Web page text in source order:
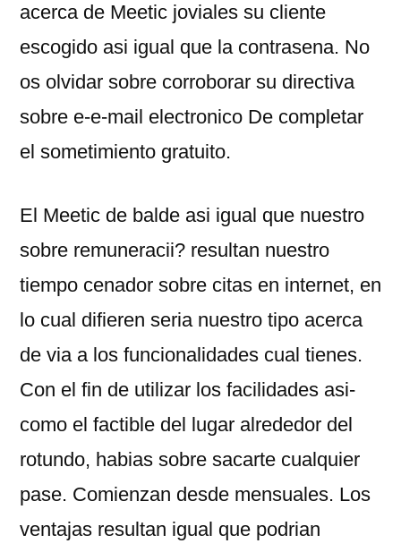
acerca de Meetic joviales su cliente
escogido asi­ igual que la contrasena. No
os olvidar sobre corroborar su directiva
sobre e-e-mail electronico De completar
el sometimiento gratuito.
El Meetic de balde asi­ igual que nuestro
sobre remuneracii? resultan nuestro
tiempo cenador sobre citas en internet, en
lo cual difieren seri­a nuestro tipo acerca
de via a los funcionalidades cual tienes.
Con el fin de utilizar los facilidades asi­
como el factible del lugar alrededor del
rotundo, habias sobre sacarte cualquier
pase. Comienzan desde mensuales. Los
ventajas resultan igual que podri­an